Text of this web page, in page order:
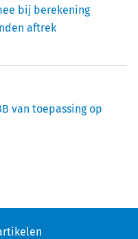
bij berekening
aftrek
van toepassing op